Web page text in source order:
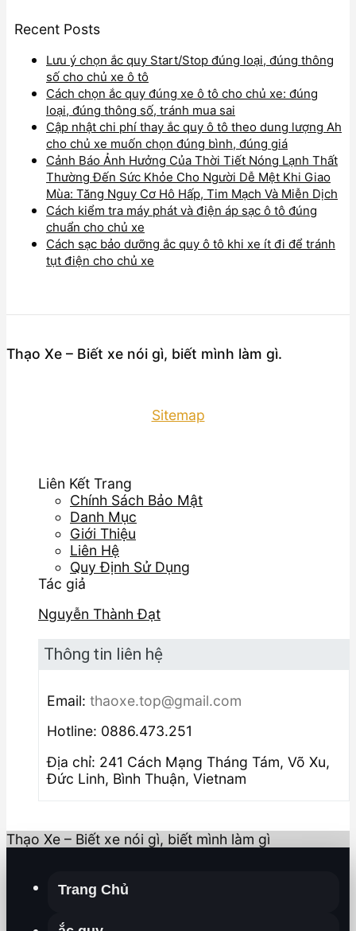
Recent Posts
Lưu ý chọn ắc quy Start/Stop đúng loại, đúng thông
số cho chủ xe ô tô
Cách chọn ắc quy đúng xe ô tô cho chủ xe: đúng
loại, đúng thông số, tránh mua sai
Cập nhật chi phí thay ắc quy ô tô theo dung lượng Ah
cho chủ xe muốn chọn đúng bình, đúng giá
Cảnh Báo Ảnh Hưởng Của Thời Tiết Nóng Lạnh Thất
Thường Đến Sức Khỏe Cho Người Dễ Mệt Khi Giao
Mùa: Tăng Nguy Cơ Hô Hấp, Tim Mạch Và Miễn Dịch
Cách kiểm tra máy phát và điện áp sạc ô tô đúng
chuẩn cho chủ xe
Cách sạc bảo dưỡng ắc quy ô tô khi xe ít đi để tránh
tụt điện cho chủ xe
Thạo Xe – Biết xe nói gì, biết mình làm gì.
Sitemap
Liên Kết Trang
Chính Sách Bảo Mật
Danh Mục
Giới Thiệu
Liên Hệ
Quy Định Sử Dụng
Tác giả
Nguyễn Thành Đạt
Thông tin liên hệ
Email: thaoxe.top@gmail.com
Hotline: 0886.473.251
Địa chỉ: 241 Cách Mạng Tháng Tám, Võ Xu,
Đức Linh, Bình Thuận, Vietnam
Thạo Xe – Biết xe nói gì, biết mình làm gì
Trang Chủ